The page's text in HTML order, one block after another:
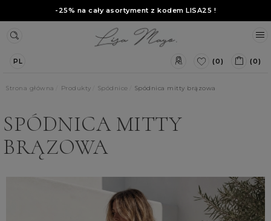
-25% na cały asortyment z kodem LISA25 !
PL (0) (0)
Strona główna Produkty Spódnice Spódnica mitty brązowa
SPÓDNICA MITTY
BRĄZOWA